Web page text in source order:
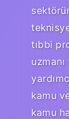
tıbbi
kamu
kamu